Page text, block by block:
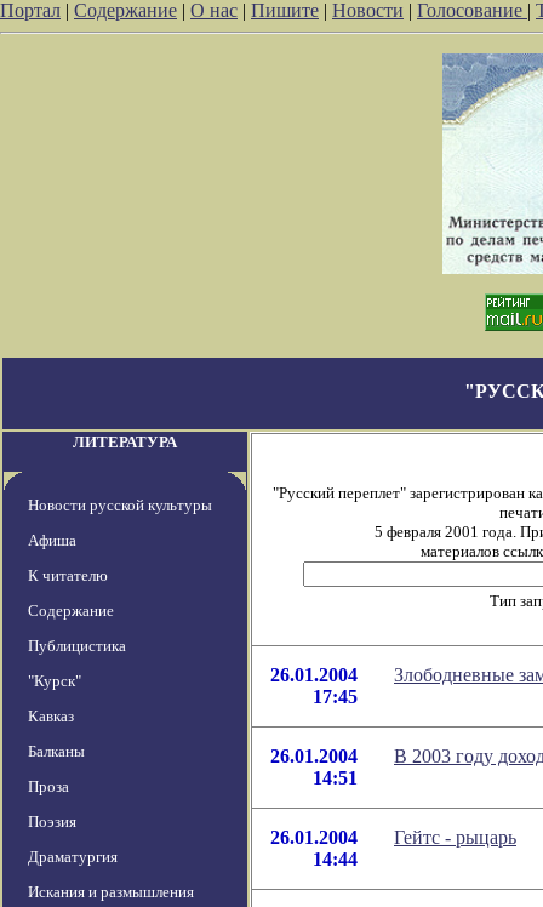
Портал | Содержание | О нас | Пишите | Новости | Голосование |
ЛИТЕРАТУРА
Новости русской культуры
Афиша
К читателю
Содержание
Публицистика
"Курск"
Кавказ
Балканы
Проза
Поэзия
Драматургия
Искания и размышления
"Русский переплет" зарегистрирован
5 февраля 2001 года.
материалов
Тип
26.01.2004
17:45
Злободневные
26.01.2004
14:51
В 2003 году
26.01.2004
14:44
Гейтс - рыцарь